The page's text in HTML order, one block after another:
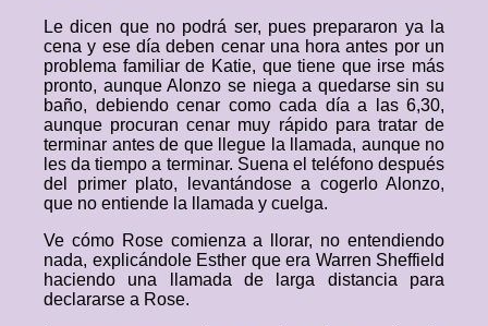
Le dicen que no podrá ser, pues prepararon ya la
cena y ese día deben cenar una hora antes por un
problema familiar de Katie, que tiene que irse más
pronto, aunque Alonzo se niega a quedarse sin su
baño, debiendo cenar como cada día a las 6,30,
aunque procuran cenar muy rápido para tratar de
terminar antes de que llegue la llamada, aunque no
les da tiempo a terminar. Suena el teléfono después
del primer plato, levantándose a cogerlo Alonzo,
que no entiende la llamada y cuelga.
Ve cómo Rose comienza a llorar, no entendiendo
nada, explicándole Esther que era Warren Sheffield
haciendo una llamada de larga distancia para
declararse a Rose.